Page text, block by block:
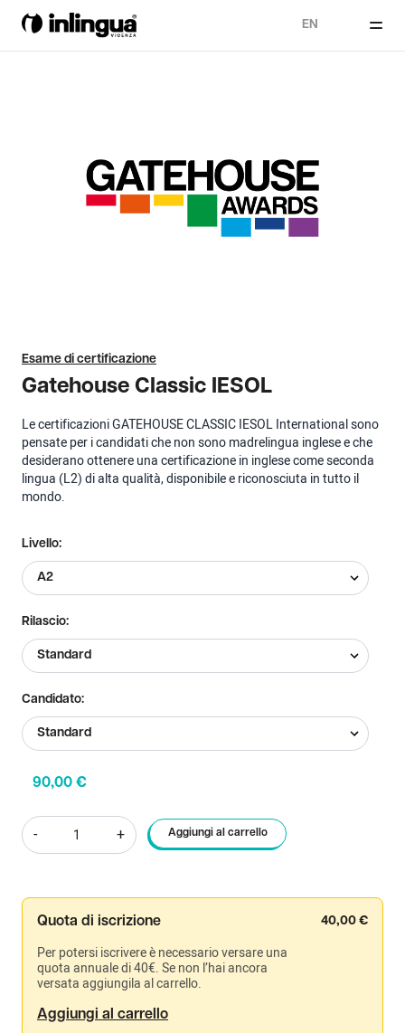
EN
Esame di certificazione
Gatehouse Classic IESOL
Le certificazioni GATEHOUSE CLASSIC IESOL International sono
pensate per i candidati che non sono madrelingua inglese e che
desiderano ottenere una certificazione in inglese come seconda
lingua (L2) di alta qualità, disponibile e riconosciuta in tutto il
mondo.
Livello:
Rilascio:
Candidato:
90,00 €
-
Gatehouse
Classic
quantità
+ Aggiungi al carrello
Quota di iscrizione 40,00 €
Per potersi iscrivere è necessario versare una
quota annuale di 40€. Se non l’hai ancora
versata aggiungila al carrello.
Aggiungi al carrello